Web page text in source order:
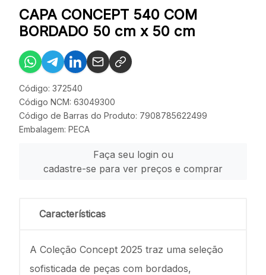
CAPA CONCEPT 540 COM
BORDADO 50 cm x 50 cm
Código: 372540
Código NCM: 63049300
Código de Barras do Produto: 7908785622499
Embalagem: PECA
Faça seu login ou
cadastre-se para ver preços e comprar
Características
A Coleção Concept 2025 traz uma seleção
sofisticada de peças com bordados,